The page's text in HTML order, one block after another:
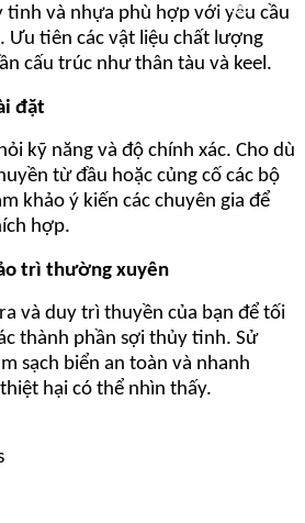
tinh và nhựa phù hợp với yêu cầu
Ưu tiên các vật liệu chất lượng
cấu trúc như thân tàu và keel.
đặt
kỹ năng và độ chính xác. Cho dù
từ đầu hoặc củng cố các bộ
khảo ý kiến ​​các chuyên gia để
hợp.
trì thường xuyên
và duy trì thuyền của bạn để tối
thành phần sợi thủy tinh. Sử
sạch biển an toàn và nhanh
hại có thể nhìn thấy.